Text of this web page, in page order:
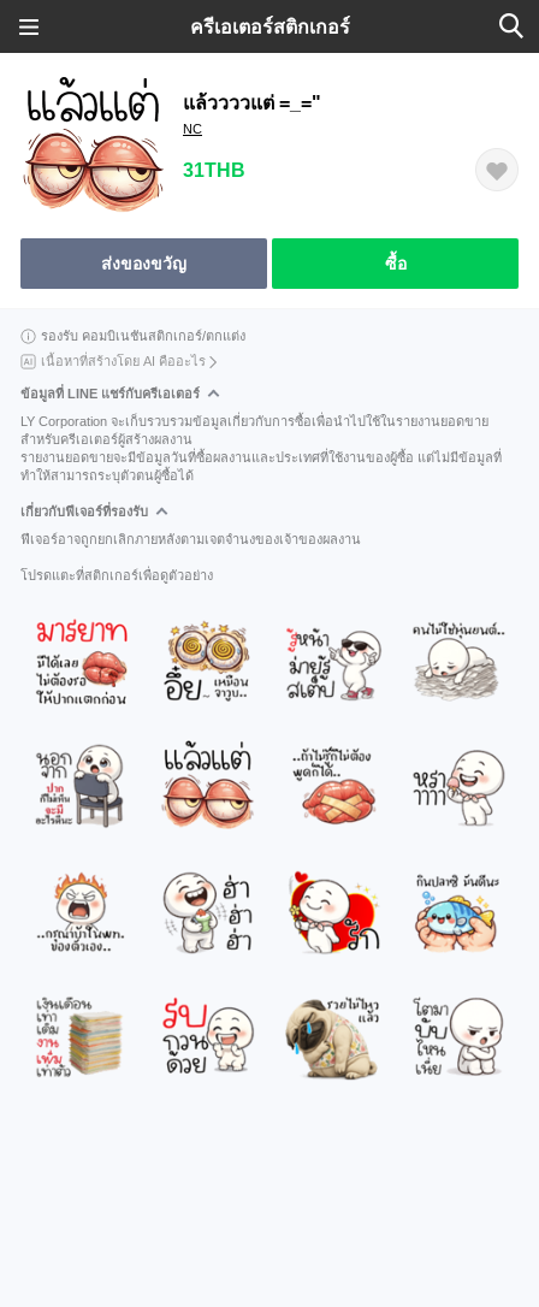
ครีเอเตอร์สติกเกอร์
แล้ววววแต่ =_="
NC
31THB
ส่งของขวัญ ซื้อ
รองรับ คอมบิเนชันสติกเกอร์/ตกแต่ง
เนื้อหาที่สร้างโดย AI คืออะไร
ข้อมูลที่ LINE แชร์กับครีเอเตอร์
LY Corporation จะเก็บรวบรวมข้อมูลเกี่ยวกับการซื้อเพื่อนำไปใช้ในรายงานยอดขาย
สำหรับครีเอเตอร์ผู้สร้างผลงาน
รายงานยอดขายจะมีข้อมูลวันที่ซื้อผลงานและประเทศที่ใช้งานของผู้ซื้อ แต่ไม่มีข้อมูลที่
ทำให้สามารถระบุตัวตนผู้ซื้อได้
เกี่ยวกับฟีเจอร์ที่รองรับ
ฟีเจอร์อาจถูกยกเลิกภายหลังตามเจตจำนงของเจ้าของผลงาน
โปรดแตะที่สติกเกอร์เพื่อดูตัวอย่าง